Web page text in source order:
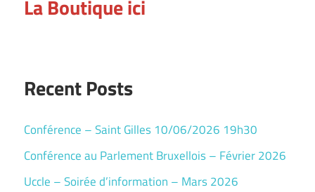
La Boutique ici
Recent Posts
Conférence – Saint Gilles 10/06/2026 19h30
Conférence au Parlement Bruxellois – Février 2026
Uccle – Soirée d’information – Mars 2026